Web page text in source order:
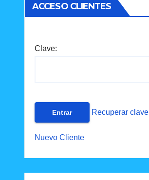
ACCESO CLIENTES
Clave:
Recuperar clave
Nuevo Cliente